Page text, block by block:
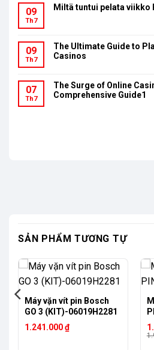
09
Th7
Miltä tuntui pelata viikko
09
Th7
The Ultimate Guide to
Casinos
07
Th7
The Surge of Online Casino Sites: A
Comprehensive Guide1
SẢN PHẨM TƯƠNG TỰ
Máy vặn vít pin Bosch
GO 3 (KIT)-06019H2281
1.241.000₫